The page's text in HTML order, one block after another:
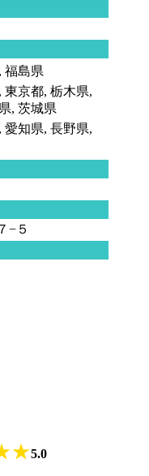
福島県
東京都, 栃木県,
, 茨城県
愛知県, 長野県,
−５
★5.0